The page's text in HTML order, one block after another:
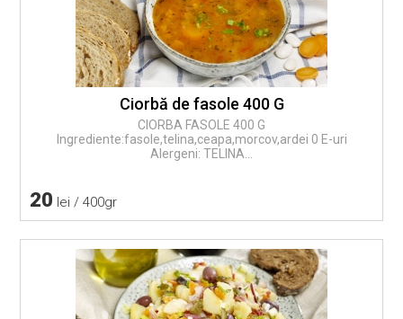
Ciorbă de fasole 400 G
CIORBA FASOLE 400 G
Ingrediente:fasole,telina,ceapa,morcov,ardei 0 E-uri
Alergeni: TELINA...
20 lei / 400gr